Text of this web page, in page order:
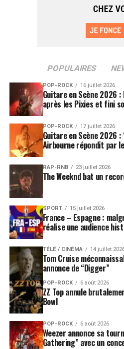
POPULAIRES
POP-ROCK 16 juillet 2026
Guitare en Scène 2026
après les Pixies et fini
POP-ROCK 17 juillet 2026
Guitare en Scène 2026 :
Airbourne répondit par
RAP-RNB 23 juillet 2026
The Weeknd bat un
SPORT 15 juillet 2026
France – Espagne :
réalise une audience
TÉLÉ / CINÉMA 14 juillet
Tom Cruise
annonce de “Digger”
POP-ROCK 6 août 2026
ZZ Top annule
Bowl
POP-ROCK 6 août 2026
Weezer annonce sa
Gathering” avec un